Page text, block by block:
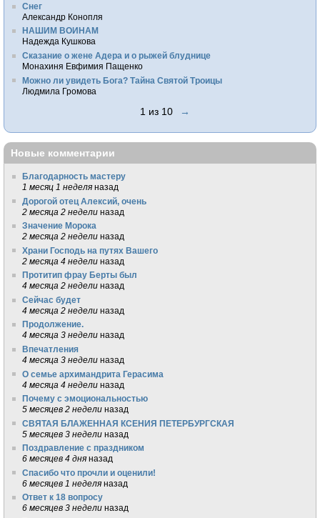
Снег
Александр Конопля
НАШИМ ВОИНАМ
Надежда Кушкова
Сказание о жене Адера и о рыжей блуднице
Монахиня Евфимия Пащенко
Можно ли увидеть Бога? Тайна Святой Троицы
Людмила Громова
1 из 10 →
Новые комментарии
Благодарность мастеру
1 месяц 1 неделя назад
Дорогой отец Алексий, очень
2 месяца 2 недели назад
Значение Морока
2 месяца 2 недели назад
Храни Господь на путях Вашего
2 месяца 4 недели назад
Протитип фрау Берты был
4 месяца 2 недели назад
Сейчас будет
4 месяца 2 недели назад
Продолжение.
4 месяца 3 недели назад
Впечатления
4 месяца 3 недели назад
О семье архимандрита Герасима
4 месяца 4 недели назад
Почему с эмоциональностью
5 месяцев 2 недели назад
СВЯТАЯ БЛАЖЕННАЯ КСЕНИЯ ПЕТЕРБУРГСКАЯ
5 месяцев 3 недели назад
Поздравление с праздником
6 месяцев 4 дня назад
Спасибо что прочли и оценили!
6 месяцев 1 неделя назад
Ответ к 18 вопросу
6 месяцев 3 недели назад